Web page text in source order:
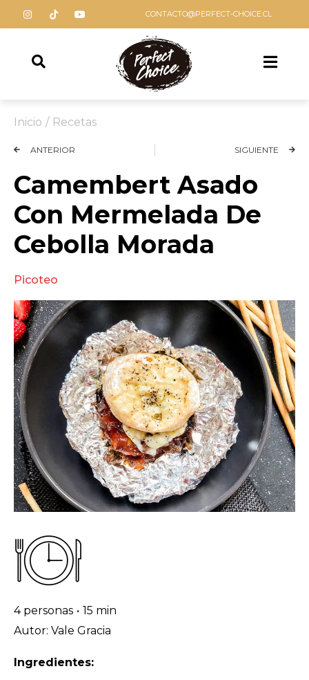
CONTACTO@PERFECT-CHOICE.CL
Inicio / Recetas
ANTERIOR SIGUIENTE
Camembert Asado
Con Mermelada De
Cebolla Morada
Picoteo
4 personas • 15 min
Autor: Vale Gracia
Ingredientes: